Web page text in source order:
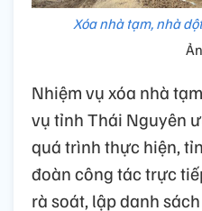
Xóa nhà tạm, nhà
Nhiệm vụ xóa nhà
vụ tỉnh Thái Nguyên
quá trình thực hiện,
đoàn công tác trực
rà soát, lập danh